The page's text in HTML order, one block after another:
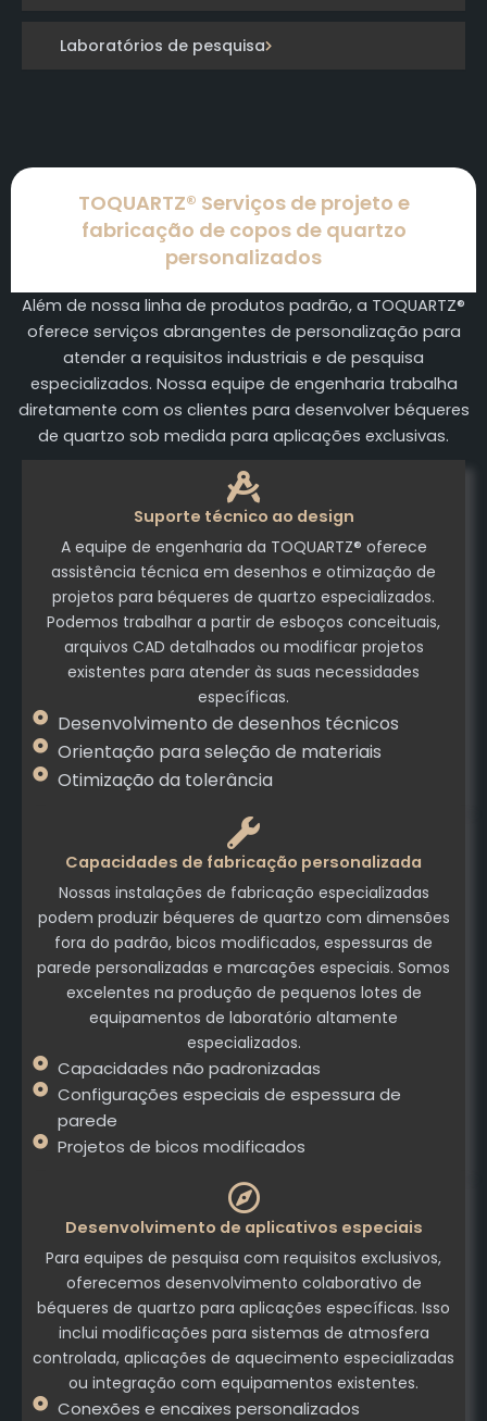
Laboratórios de pesquisa
TOQUARTZ® Serviços de projeto e
fabricação de copos de quartzo
personalizados
Além de nossa linha de produtos padrão, a TOQUARTZ®
oferece serviços abrangentes de personalização para
atender a requisitos industriais e de pesquisa
especializados. Nossa equipe de engenharia trabalha
diretamente com os clientes para desenvolver béqueres
de quartzo sob medida para aplicações exclusivas.
Suporte técnico ao design
A equipe de engenharia da TOQUARTZ® oferece
assistência técnica em desenhos e otimização de
projetos para béqueres de quartzo especializados.
Podemos trabalhar a partir de esboços conceituais,
arquivos CAD detalhados ou modificar projetos
existentes para atender às suas necessidades
específicas.
Desenvolvimento de desenhos técnicos
Orientação para seleção de materiais
Otimização da tolerância
Capacidades de fabricação personalizada
Nossas instalações de fabricação especializadas
podem produzir béqueres de quartzo com dimensões
fora do padrão, bicos modificados, espessuras de
parede personalizadas e marcações especiais. Somos
excelentes na produção de pequenos lotes de
equipamentos de laboratório altamente
especializados.
Capacidades não padronizadas
Configurações especiais de espessura de
parede
Projetos de bicos modificados
Desenvolvimento de aplicativos especiais
Para equipes de pesquisa com requisitos exclusivos,
oferecemos desenvolvimento colaborativo de
béqueres de quartzo para aplicações específicas. Isso
inclui modificações para sistemas de atmosfera
controlada, aplicações de aquecimento especializadas
ou integração com equipamentos existentes.
Conexões e encaixes personalizados